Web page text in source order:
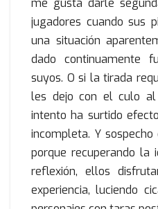
me gusta darle
jugadores cuando sus
una situación
dado continuamente
suyos. O si la tirada
les dejo con el culo
intento ha surtido
incompleta. Y
porque recuperando la
reflexión, ellos
experiencia, luciendo